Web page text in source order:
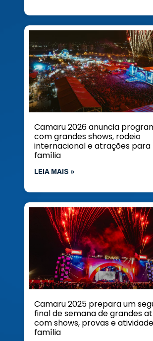
Camaru 2026 anuncia
com grandes shows, rodeio
internacional e atrações para
família
LEIA MAIS »
Camaru 2025 prepara um
final de semana de grandes
com shows, provas e
família